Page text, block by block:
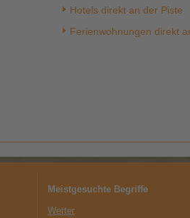
Hotels direkt an der Piste
Ferienwohnungen direkt
Meistgesuchte Begriffe
Wetter